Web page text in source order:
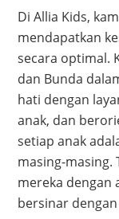
Di Allia Kids,
mendapatkan
secara optimal.
dan Bunda
hati dengan
anak, dan
setiap anak
masing-masing.
mereka dengan
bersinar